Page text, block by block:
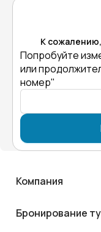
К
Попробуйте
или
номер"
Компания
Бронирование